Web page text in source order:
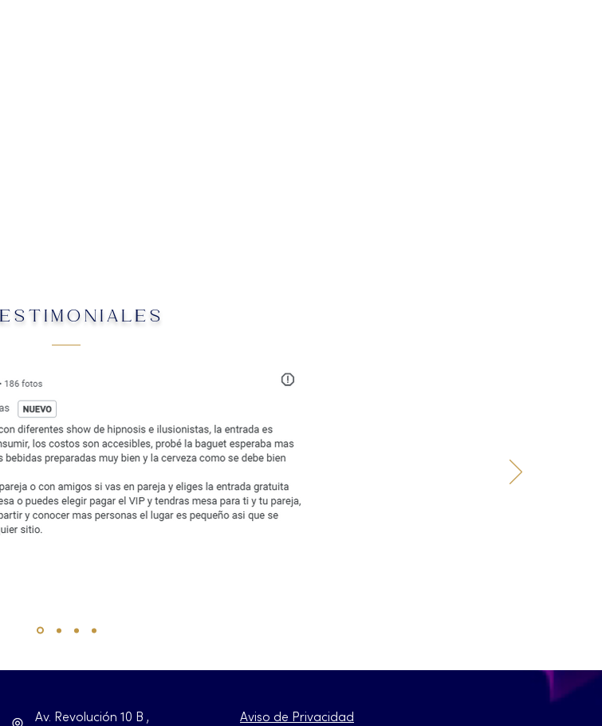
Av. Revolución 10 B , Aviso de Privacidad